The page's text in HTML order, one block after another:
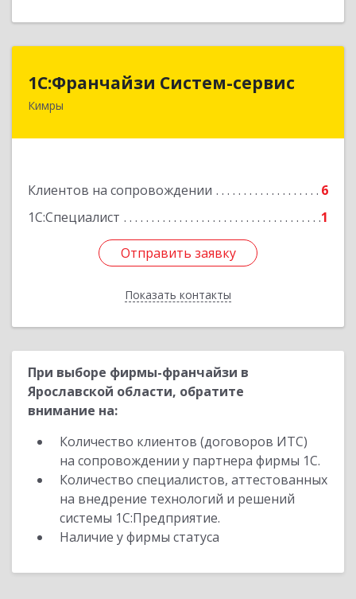
1С:Франчайзи Систем-сервис
Кимры
Клиентов на сопровождении
6
1С:Специалист
1
Отправить заявку
Показать контакты
1С:Франчайзи Систем-сервис
Отправить заявку
Назад
При выборе фирмы-франчайзи в
Ярославской области, обратите
внимание на:
Количество клиентов (договоров ИТС)
на сопровождении у партнера фирмы 1С.
Количество специалистов, аттестованных
на внедрение технологий и решений
системы 1С:Предприятие.
Наличие у фирмы статуса